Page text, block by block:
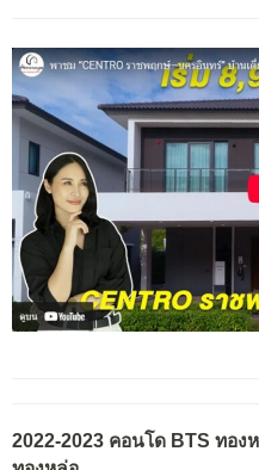
2022-2023 คอนโด BTS ทอง